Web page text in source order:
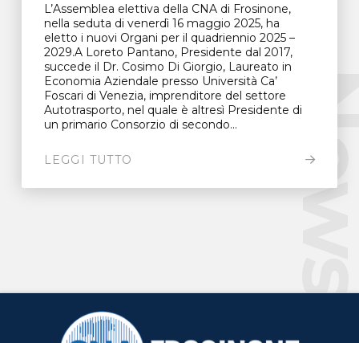
L’Assemblea elettiva della CNA di Frosinone,
nella seduta di venerdì 16 maggio 2025, ha
eletto i nuovi Organi per il quadriennio 2025 –
2029.A Loreto Pantano, Presidente dal 2017,
succede il Dr. Cosimo Di Giorgio, Laureato in
Economia Aziendale presso Università Ca’
Foscari di Venezia, imprenditore del settore
Autotrasporto, nel quale è altresì Presidente di
un primario Consorzio di secondo...
LEGGI TUTTO